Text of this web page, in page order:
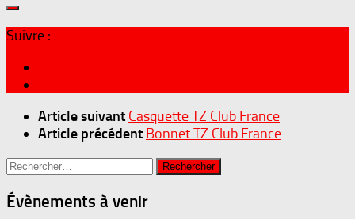
Suivre :
Article suivant Casquette TZ Club France
Article précédent Bonnet TZ Club France
Rechercher :
Évènements à venir